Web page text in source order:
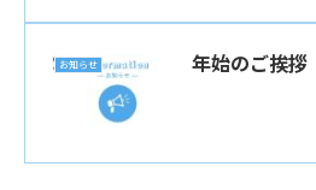
お知らせ 年始のご挨拶